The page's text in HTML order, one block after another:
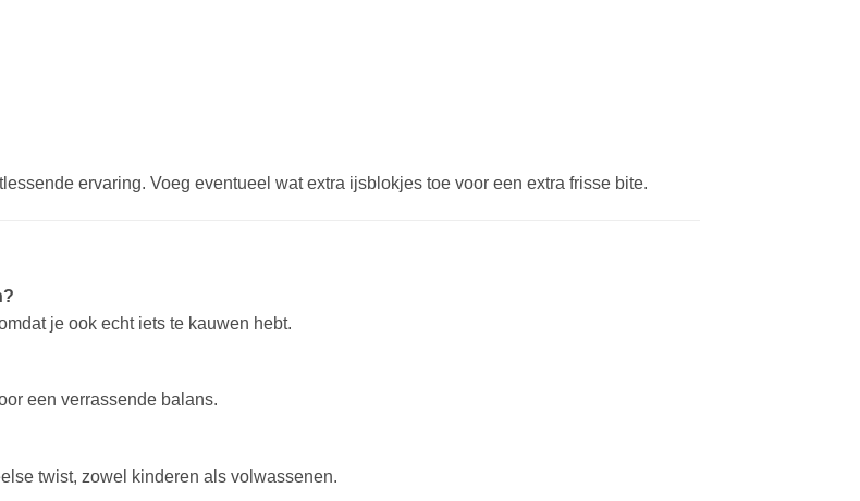
ervaring. Voeg eventueel wat extra ijsblokjes toe voor een extra frisse bite.
je ook echt iets te kauwen hebt.
een verrassende balans.
twist, zowel kinderen als volwassenen.